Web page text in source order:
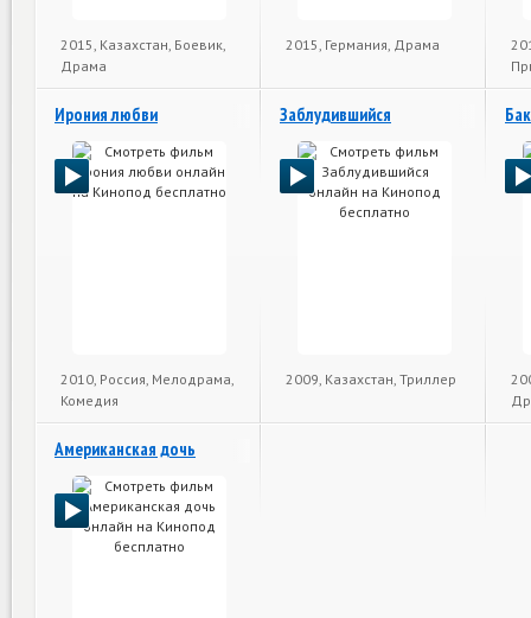
2015, Казахстан, Боевик,
Драма
2015, Германия, Драма
Ирония любви
2010, Россия, Мелодрама,
Комедия
Заблудившийся
2009, Казахстан, Триллер
Американская дочь